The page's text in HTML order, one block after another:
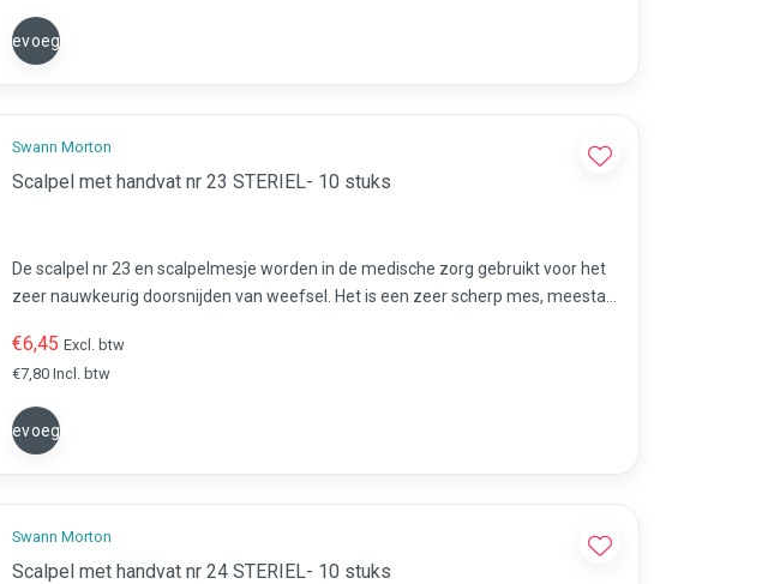
Toevoegen
Swann Morton
Scalpel met handvat nr 23 STERIEL- 10 stuks
De scalpel nr 23 en scalpelmesje worden in de medische zorg gebruikt voor het
zeer nauwkeurig doorsnijden van weefsel. Het is een zeer scherp mes, meestal
€6,45 Excl. btw
€7,80 Incl. btw
Toevoegen
Swann Morton
Scalpel met handvat nr 24 STERIEL- 10 stuks